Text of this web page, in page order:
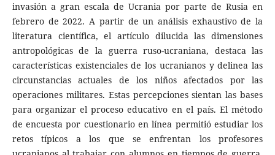
invasión a gran escala de Ucrania por parte de Rusia en
febrero de 2022. A partir de un análisis exhaustivo de la
literatura científica, el artículo dilucida las dimensiones
antropológicas de la guerra ruso-ucraniana, destaca las
características existenciales de los ucranianos y delinea las
circunstancias actuales de los niños afectados por las
operaciones militares. Estas percepciones sientan las bases
para organizar el proceso educativo en el país. El método
de encuesta por cuestionario en línea permitió estudiar los
retos típicos a los que se enfrentan los profesores